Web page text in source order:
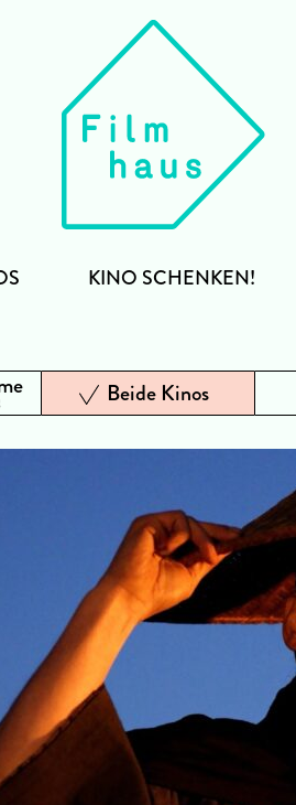
KINO SCHENKEN!
Beide Kinos